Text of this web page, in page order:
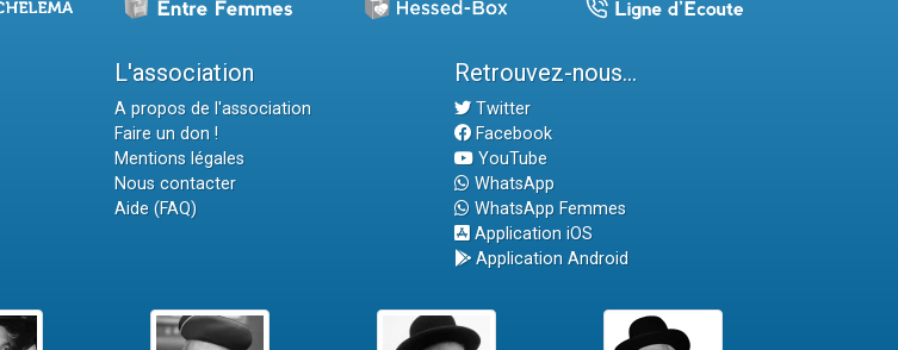
L'association
A propos de l'association
Faire un don !
Mentions légales
Nous contacter
Aide (FAQ)
Retrouvez-nous...
Twitter
Facebook
YouTube
WhatsApp
WhatsApp Femmes
Application iOS
Application Android